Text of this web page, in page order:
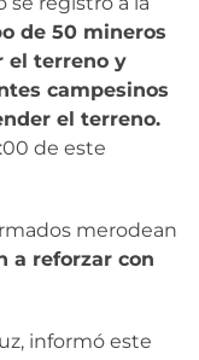
de 50 mineros
el terreno y
campesinos
el terreno.
de este
merodean
a reforzar con
informó este